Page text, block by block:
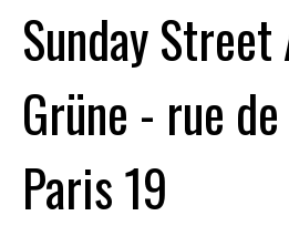
Sunday
Grüne - rue
Paris 19